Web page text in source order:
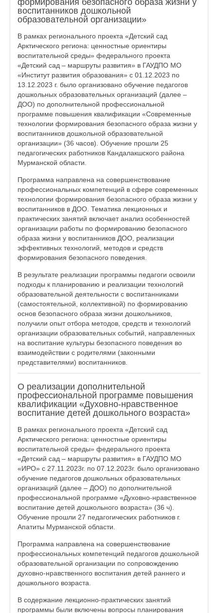
формирования безопасного образа жизни у
воспитанников дошкольной
образовательной организации»
В рамках регионального проекта «Детский сад
Арктического региона: ценностные ориентиры
воспитательной среды» федерального проекта
«Детский сад – маршруты развития» в ГАУДПО МО
«Институт развития образования» с 01.12.2023 по
13.12.2023 г. было организовано обучение педагогов
дошкольных образовательных организаций (далее –
ДОО) по дополнительной профессиональной
программе повышения квалификации «Современные
технологии формирования безопасного образа жизни у
воспитанников дошкольной образовательной
организации» (36 часов). Обучение прошли 25
педагогических работников Кандалакшского района
Мурманской области.
Программа направлена на совершенствование
профессиональных компетенций в сфере современных
технологии формирования безопасного образа жизни у
воспитанников в ДОО. Тематика лекционных и
практических занятий включает анализ особенностей
организации работы по формированию безопасного
образа жизни у воспитанников ДОО, реализации
эффективных технологий, методов и средств
формирования безопасного поведения.
В результате реализации программы педагоги освоили
подходы к планированию и реализации технологий
образовательной деятельности с воспитанниками
(самостоятельной, коллективной) по формированию
основ безопасного образа жизни дошкольников,
получили опыт отбора методов, средств и технологий
организации образовательных событий, направленных
на воспитание культуры безопасного поведения во
взаимодействии с родителями (законными
представителями) воспитанников.
О реализации дополнительной
профессиональной программе повышения
квалификации «Духовно-нравственное
воспитание детей дошкольного возраста»
В рамках регионального проекта «Детский сад
Арктического региона: ценностные ориентиры
воспитательной среды» федерального проекта
«Детский сад – маршруты развития» в ГАУДПО МО
«ИРО» с 27.11.2023г. по 07.12.2023г. было организовано
обучение педагогов дошкольных образовательных
организаций (далее – ДОО) по дополнительной
профессиональной программе «Духовно-нравственное
воспитание детей дошкольного возраста» (36 ч).
Обучение прошли 27 педагогических работников г.
Апатиты Мурманской области.
Программа направлена на совершенствование
профессиональных компетенций педагогов дошкольной
образовательной организации по сопровождению
духовно-нравственного воспитания детей раннего и
дошкольного возраста.
В содержание лекционно-практических занятий
программы были включены вопросы планирования